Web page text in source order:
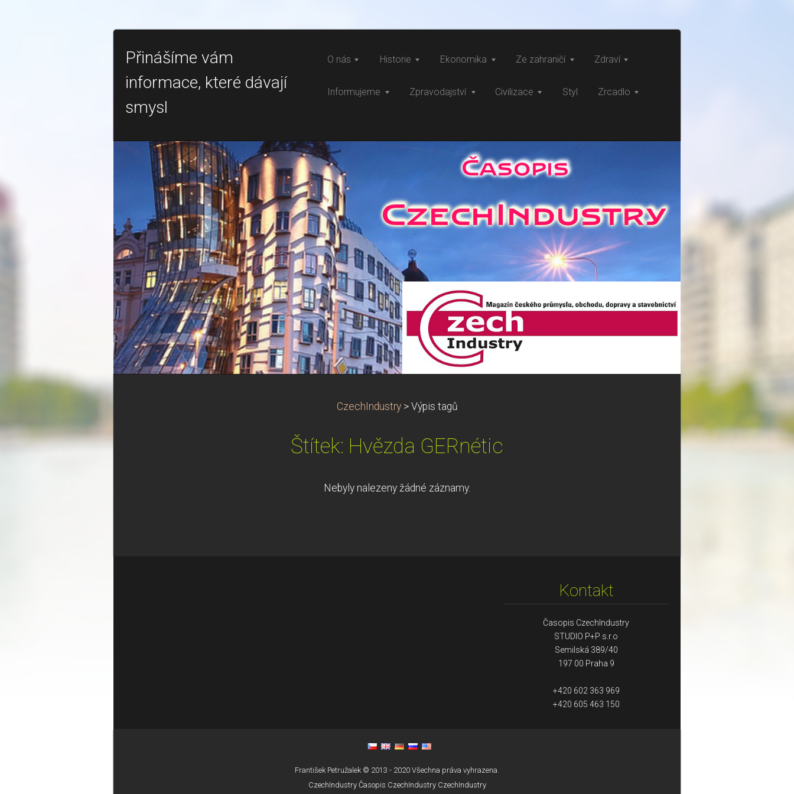
Přinášíme vám
informace, které dávají
smysl
O nás Historie Ekonomika Ze zahraničí Zdraví
Informujeme Zpravodajství Civilizace Styl Zrcadlo
CzechIndustry > Výpis tagů
Štítek: Hvězda GERnétic
Nebyly nalezeny žádné záznamy.
Kontakt
Časopis CzechIndustry
STUDIO P+P s.r.o
Semilská 389/40
197 00 Praha 9
+420 602 363 969
+420 605 463 150
František Petružalek © 2013 - 2020 Všechna práva vyhrazena.
CzechIndustry Časopis CzechIndustry CzechIndustry